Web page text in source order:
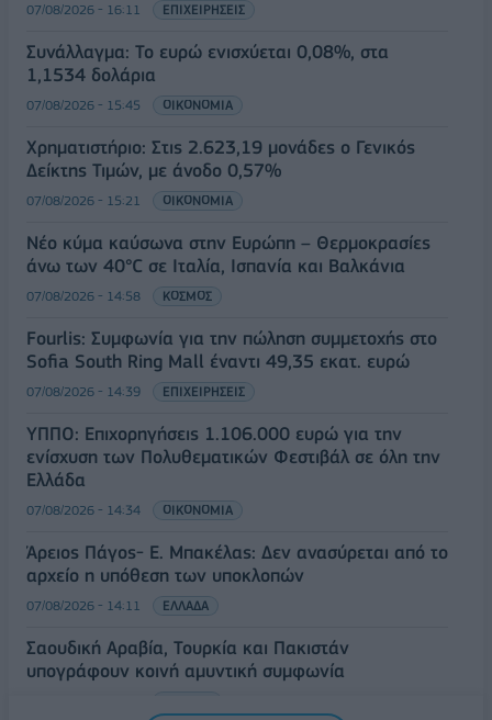
07/08/2026 - 16:11 ΕΠΙΧΕΙΡΗΣΕΙΣ
Συνάλλαγμα: Το ευρώ ενισχύεται 0,08%, στα
1,1534 δολάρια
07/08/2026 - 15:45 ΟΙΚΟΝΟΜΙΑ
Χρηματιστήριο: Στις 2.623,19 μονάδες ο Γενικός
Δείκτης Τιμών, με άνοδο 0,57%
07/08/2026 - 15:21 ΟΙΚΟΝΟΜΙΑ
Νέο κύμα καύσωνα στην Ευρώπη – Θερμοκρασίες
άνω των 40°C σε Ιταλία, Ισπανία και Βαλκάνια
07/08/2026 - 14:58 ΚΟΣΜΟΣ
Fourlis: Συμφωνία για την πώληση συμμετοχής στο
Sofia South Ring Mall έναντι 49,35 εκατ. ευρώ
07/08/2026 - 14:39 ΕΠΙΧΕΙΡΗΣΕΙΣ
ΥΠΠΟ: Επιχορηγήσεις 1.106.000 ευρώ για την
ενίσχυση των Πολυθεματικών Φεστιβάλ σε όλη την
Ελλάδα
07/08/2026 - 14:34 ΟΙΚΟΝΟΜΙΑ
Άρειος Πάγος- Ε. Μπακέλας: Δεν ανασύρεται από το
αρχείο η υπόθεση των υποκλοπών
07/08/2026 - 14:11 ΕΛΛΑΔΑ
Σαουδική Αραβία, Τουρκία και Πακιστάν
υπογράφουν κοινή αμυντική συμφωνία